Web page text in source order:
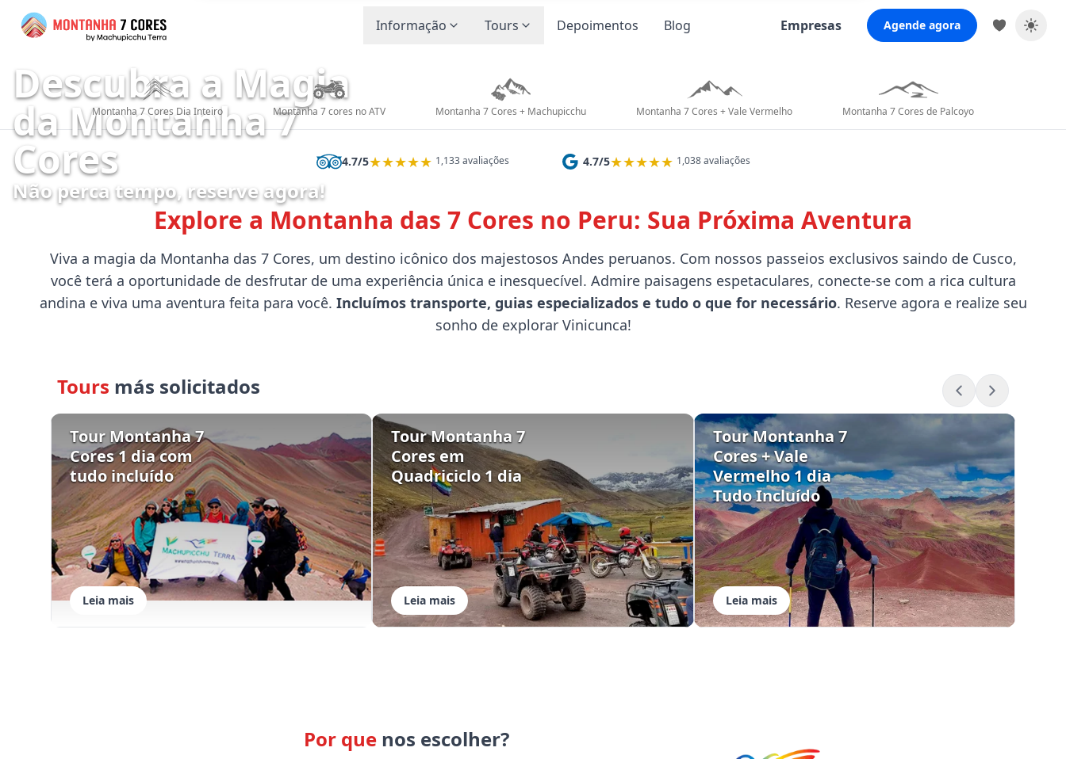
Informação Tours Depoimentos Blog Empresas Agende agora
Descubra a Magia
da Montanha 7
Cores
Não perca tempo, reserve agora!
Montanha 7 Cores Dia Inteiro Montanha 7 cores no ATV Montanha 7 Cores + Machupicchu Montanha 7 Cores + Vale Vermelho Montanha 7 Cores de Palcoyo
4.7/5★★★★★ 1,133 avaliações 4.7/5★★★★★ 1,038 avaliações
Explore a Montanha das 7 Cores no Peru: Sua Próxima Aventura
Viva a magia da Montanha das 7 Cores, um destino icônico dos majestosos Andes peruanos. Com nossos passeios exclusivos saindo de Cusco,
você terá a oportunidade de desfrutar de uma experiência única e inesquecível. Admire paisagens espetaculares, conecte-se com a rica cultura
andina e viva uma aventura feita para você. Incluímos transporte, guias especializados e tudo o que for necessário. Reserve agora e realize seu
sonho de explorar Vinicunca!
Tours más solicitados
Tour Montanha 7
Cores 1 dia com
tudo incluído
Leia mais
Tour Montanha 7
Cores em
Quadriciclo 1 dia
Leia mais
Tour Montanha 7
Cores + Vale
Vermelho 1 dia
Tudo Incluído
Leia mais
Por quenos escolher?